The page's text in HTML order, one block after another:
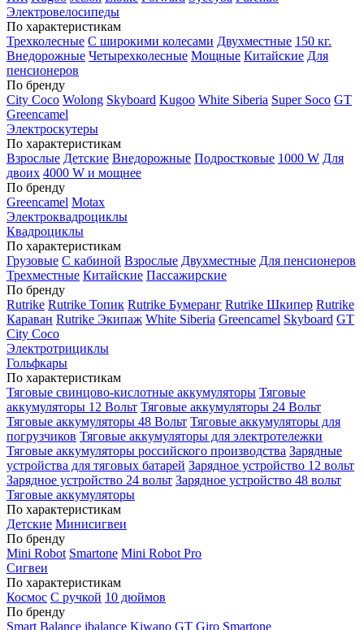
Электровелосипеды
По характеристикам
Трехколесные С широкими колесами Двухместные 150 кг.
Внедорожные Четырехколесные Мощные Китайские Для
пенсионеров
По бренду
City Coco Wolong Skyboard Kugoo White Siberia Super Soco GT
Greencamel
Электроскутеры
По характеристикам
Взрослые Детские Внедорожные Подростковые 1000 W Для
двоих 4000 W и мощнее
По бренду
Greencamel Motax
Электроквадроциклы
Квадроциклы
По характеристикам
Грузовые С кабиной Взрослые Двухместные Для пенсионеров
Трехместные Китайские Пассажирские
По бренду
Rutrike Rutrike Топик Rutrike Бумеранг Rutrike Шкипер Rutrike
Караван Rutrike Экипаж White Siberia Greencamel Skyboard GT
City Coco
Электротрициклы
Гольфкары
По характеристикам
Тяговые свинцово-кислотные аккумуляторы Тяговые
аккумуляторы 12 Вольт Тяговые аккумуляторы 24 Вольт
Тяговые аккумуляторы 48 Вольт Тяговые аккумуляторы для
погрузчиков Тяговые аккумуляторы для электротележки
Тяговые аккумуляторы российского производства Зарядные
устройства для тяговых батарей Зарядное устройство 12 вольт
Зарядное устройство 24 вольт Зарядное устройство 48 вольт
Тяговые аккумуляторы
По характеристикам
Детские Минисигвеи
По бренду
Mini Robot Smartone Mini Robot Pro
Сигвеи
По характеристикам
Космос С ручкой 10 дюймов
По бренду
Smart Balance ibalance Kiwano GT Giro Smartone